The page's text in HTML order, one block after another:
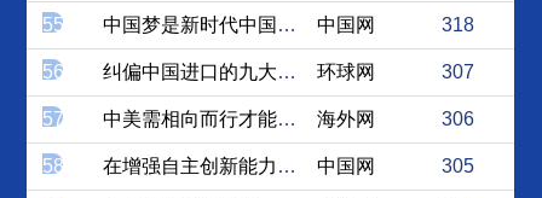
55 中国梦是新时代中国特色社会... 中国网 318
56 纠偏中国进口的九大旧论 环球网 307
57 中美需相向而行才能攻坚克难 海外网 306
58 在增强自主创新能力和实力中... 中国网 305